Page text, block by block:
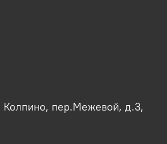
Колпино, пер.Межевой, д.3,